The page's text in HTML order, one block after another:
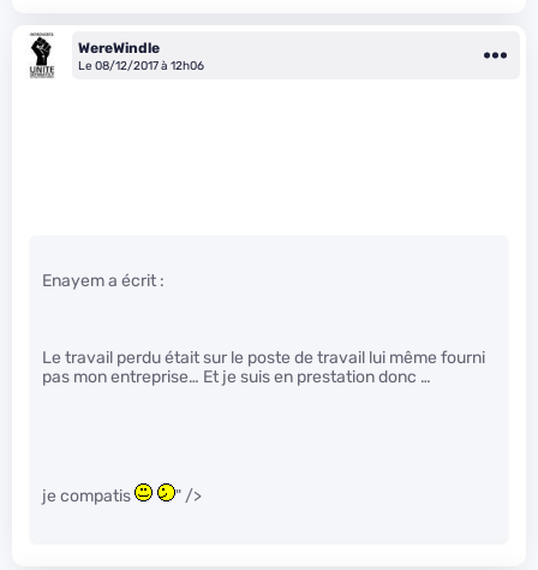
WereWindle
Le 08/12/2017 à 12h06
Enayem a écrit :
Le travail perdu était sur le poste de travail lui même fourni
pas mon entreprise… Et je suis en prestation donc …
je compatis " />